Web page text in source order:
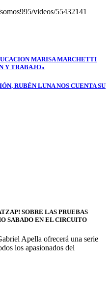
videos/55432141
MARISA MARCHETTI
Y TRABAJO»
RUBÉN LUNA NOS CUENTA SU
SOBRE LAS PRUEBAS
SABADO EN EL CIRCUITO
Apella ofrecerá una serie
los apasionados del